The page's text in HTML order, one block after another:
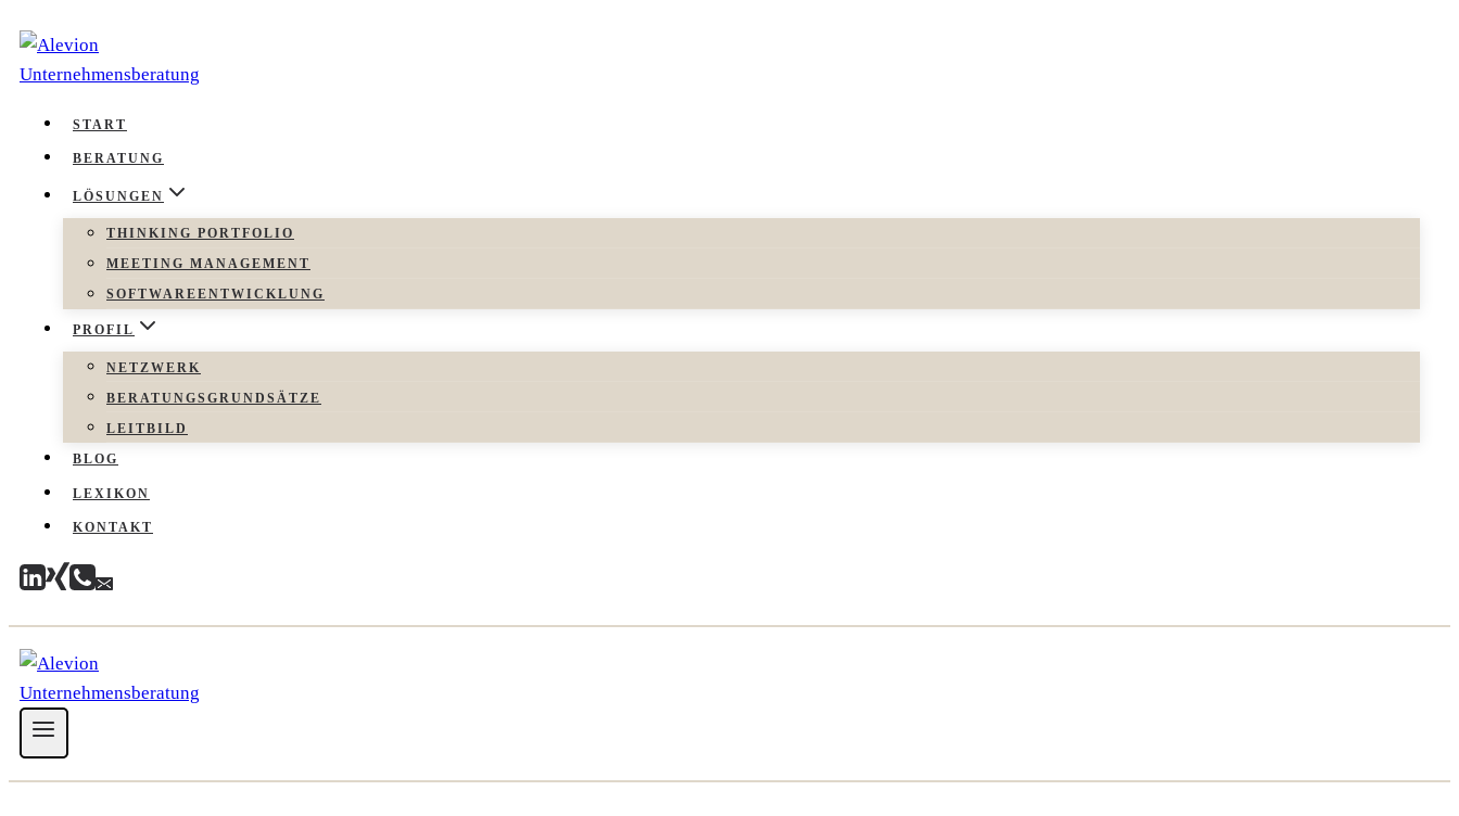
Inhalt
springen
START
BERATUNG
LÖSUNGEN
THINKING PORTFOLIO
MEETING MANAGEMENT
SOFTWAREENTWICKLUNG
PROFIL
NETZWERK
BERATUNGSGRUNDSÄTZE
LEITBILD
BLOG
LEXIKON
KONTAKT